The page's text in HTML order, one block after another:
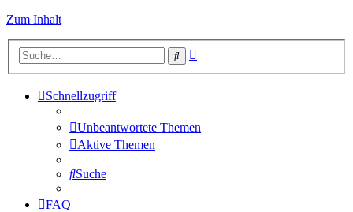
Zum Inhalt
Suche
Schnellzugriff
Unbeantwortete Themen
Aktive Themen
Suche
FAQ